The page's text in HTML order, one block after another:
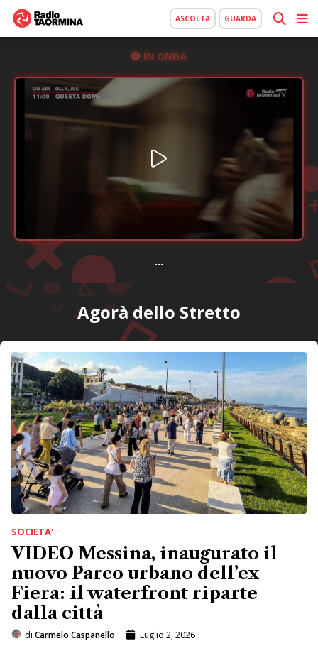
ASCOLTA GUARDA
IN ONDA
...
Agorà dello Stretto
SOCIETA'
VIDEO Messina, inaugurato il
nuovo Parco urbano dell’ex
Fiera: il waterfront riparte
dalla città
di Carmelo Caspanello Luglio 2, 2026